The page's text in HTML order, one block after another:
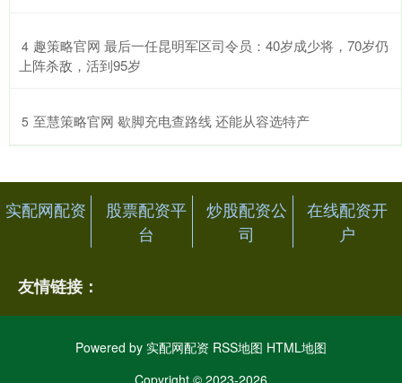
4 ​趣策略官网 最后一任昆明军区司令员：40岁成少将，70岁仍
上阵杀敌，活到95岁
5 ​至慧策略官网 歇脚充电查路线 还能从容选特产
实配网配资
股票配资平
台
炒股配资公
司
在线配资开
户
友情链接：
Powered by 实配网配资 RSS地图 HTML地图
Copyright © 2023-2026